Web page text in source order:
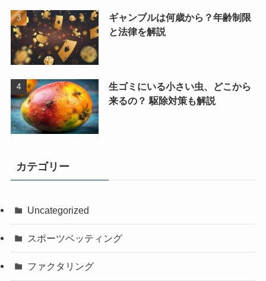
ギャンブルは何歳から？年齢制限
と法律を解説
生ゴミにいる小さい虫、どこから
来るの？ 駆除対策も解説
カテゴリー
Uncategorized
スポーツベッティング
ファクタリング